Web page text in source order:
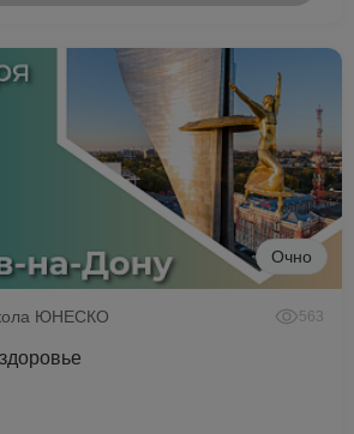
Очно
ЮНЕСКО 563